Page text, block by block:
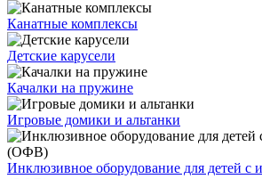
Канатные комплексы
Детские карусели
Качалки на пружине
Игровые домики и альтанки
Инклюзивное оборудование для детей с